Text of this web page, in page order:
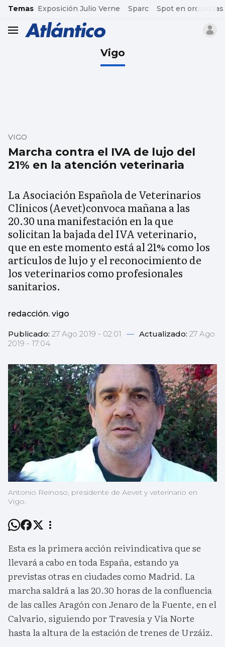
common.go-to-content
Temas Exposición Julio Verne Sparc Spot en orquestas
header.menu.open
Vigo
Marcha contra el IVA de lujo del
21% en la atención veterinaria
VIGO
La Asociación Española de Veterinarios
Clínicos (Aevet)convoca mañana a las
20.30 una manifestación en la que
solicitan la bajada del IVA veterinario,
que en este momento está al 21% como los
artículos de lujo y el reconocimiento de
los veterinarios como profesionales
sanitarios.
redacción. vigo
Publicado: 27 Ago 2019 - 02:01 — Actualizado: 27 Ago
2019 - 17:04
Antonio Reinoso, presidente de Aevet y veterinario en
Vigo.
Esta es la primera acción reivindicativa que se
llevará a cabo en toda España, estando ya
previstas otras en ciudades como Madrid. La
marcha saldrá a las 20.30 horas de la confluencia
de las calles Aragón con Jenaro de la Fuente, en el
Calvario, siguiendo por Travesía y Vía Norte
hasta la altura de la estación de trenes de Urzáiz.